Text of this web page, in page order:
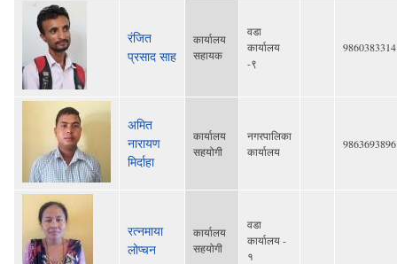
रंजित
प्रसाद साह
कार्यालय
सहायक
वडा
कार्यालय
-९
9860383314
अमित
नारायण
मिर्दाहा
कार्यालय
सहयोगी
नगरपालिका
कार्यालय
9863693896
रत्नमाया
लोप्चन
कार्यालय
सहयोगी
वडा
कार्यालय -
१